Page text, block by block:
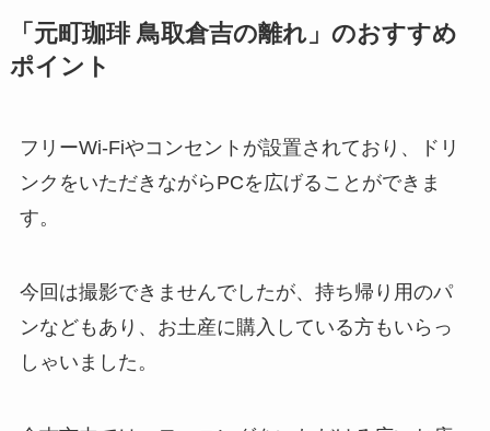
「元町珈琲 鳥取倉吉の離れ」のおすすめ
ポイント
フリーWi-Fiやコンセントが設置されており、ドリ
ンクをいただきながらPCを広げることができま
す。
今回は撮影できませんでしたが、持ち帰り用のパ
ンなどもあり、お土産に購入している方もいらっ
しゃいました。